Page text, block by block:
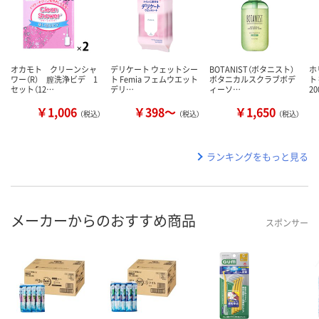
オカモト クリーンシャ
ワー（R） 膣洗浄ビデ 1
セット（12…
￥1,006 （税込）
デリケート ウェットシー
ト Femia フェムウエット
デリ…
￥398～ （税込）
BOTANIST（ボタニスト）
ボタニカルスクラブボデ
ィーソ…
￥1,650 （税込）
ランキングをもっと見る
メーカーからのおすすめ商品 スポンサー